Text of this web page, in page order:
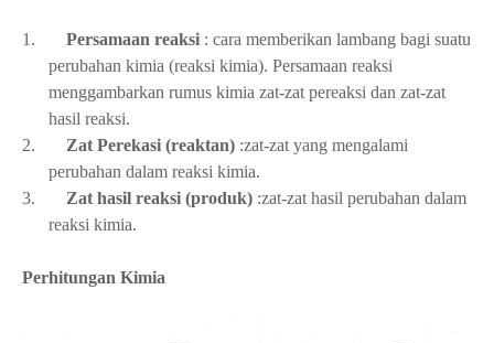
1. Persamaan reaksi : cara memberikan lambang bagi suatu
perubahan kimia (reaksi kimia). Persamaan reaksi
menggambarkan rumus kimia zat-zat pereaksi dan zat-zat
hasil reaksi.
2.
Zat Perekasi (reaktan) :zat-zat yang mengalami
perubahan dalam reaksi kimia.
3.
Zat hasil reaksi (produk) :zat-zat hasil perubahan dalam
reaksi kimia.
Perhitungan Kimia